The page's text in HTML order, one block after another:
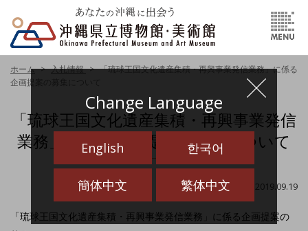
Change Language
English 한국어
簡体中文 繁体中文
ホーム 入札情報
「琉球王国文化遺産集積・再興事業発信業務」に係る
企画提案の募集について
「琉球王国文化遺産集積・再興事業発信
業務」に係る企画提案の募集について
最終更新日：2019.09.19
「琉球王国文化遺産集積・再興事業発信業務」に係る企画提案の